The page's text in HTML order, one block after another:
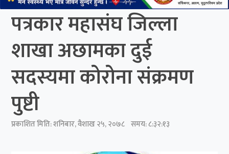
पत्रकार महासंघ जिल्ला
शाखा अछामका दुई
सदस्यमा कोरोना संक्रमण
पुष्टी
प्रकाशित मिति:शनिबार, वैशाख २५, २०७८ समय: ८:३२:१३